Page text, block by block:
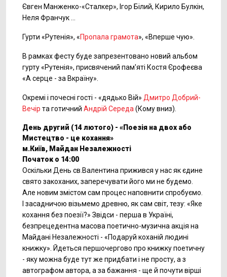
Євген Манженко-«Сталкер», Ігор Білий, Кирило Булкін,
Неля Франчук ...
Гурти «Рутенія», «Пропала грамота», «Вперше чую».
В рамках фесту буде запрезентовано новий альбом
гурту «Рутенія», присвячений пам'яті Костя Єрофеєва
«А серце - за Вкраїну».
Окремі і почесні гості - «дядько Вій» Дмитро Добрий-
Вечір та готичний Андрій Середа (Кому вниз).
День другий (14 лютого) - «Поезія на двох або
Мистецтво - це кохання»
м.Київ, Майдан Незалежності
Початок о 14:00
Оскільки День св.Валентина прижився у нас як єдине
свято закоханих, заперечувати його ми не будемо.
Але новим змістом сам процес наповнити спробуємо.
І засадничою візьмемо древню, як сам світ, тезу: «Яке
кохання без поезії?» Звідси - перша в Україні,
безпрецедентна масова поетично-музична акція на
Майдані Незалежності - «Подаруй коханій людині
книжку». Йдеться першочергово про книжку поетичну
- яку можна буде тут же придбати і не просту, а з
автографом автора, а за бажання - ще й почути вірші